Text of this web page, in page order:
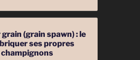
(grain spawn) : le
ses propres
champignons